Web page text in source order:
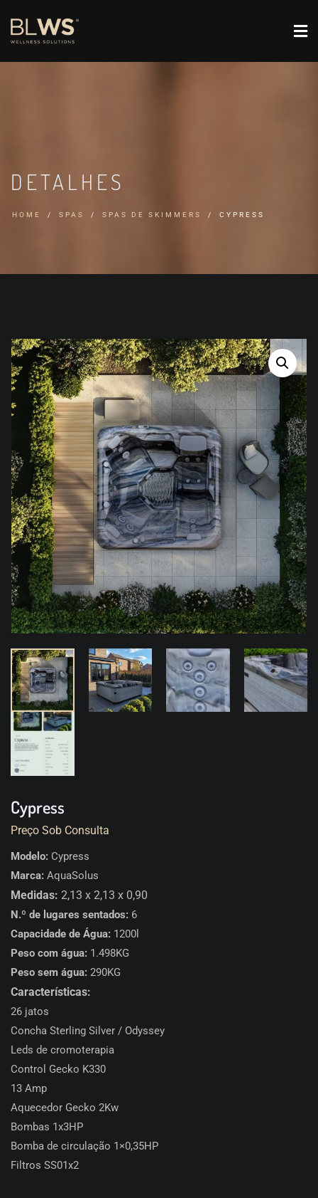
DETALHES
HOME SPAS SPAS DE SKIMMERS CYPRESS
Cypress
Preço Sob Consulta
Modelo: Cypress
Marca: AquaSolus
Medidas: 2,13 x 2,13 x 0,90
N.º de lugares sentados: 6
Capacidade de Água: 1200l
Peso com água: 1.498KG
Peso sem água: 290KG
Características:
26 jatos
Concha Sterling Silver / Odyssey
Leds de cromoterapia
Control Gecko K330
13 Amp
Aquecedor Gecko 2Kw
Bombas 1x3HP
Bomba de circulação 1×0,35HP
Filtros SS01x2